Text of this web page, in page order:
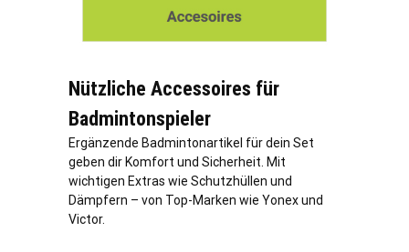
Nützliche Accessoires für
Badmintonspieler
Ergänzende Badmintonartikel für dein Set
geben dir Komfort und Sicherheit. Mit
wichtigen Extras wie Schutzhüllen und
Dämpfern – von Top-Marken wie Yonex und
Victor.